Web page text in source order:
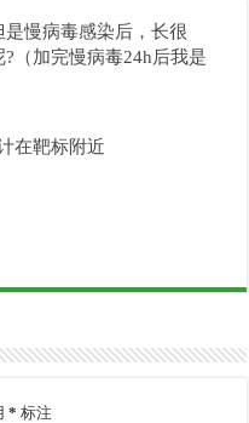
慢病毒感染后，长很
（加完慢病毒24h后我是
在靶标附近
* 标注